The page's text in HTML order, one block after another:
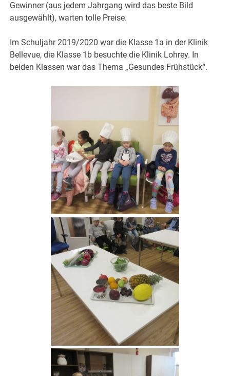
Gewinner (aus jedem Jahrgang wird das beste Bild
ausgewählt), warten tolle Preise.
Im Schuljahr 2019/2020 war die Klasse 1a in der Klinik
Bellevue, die Klasse 1b besuchte die Klinik Lohrey. In
beiden Klassen war das Thema „Gesundes Frühstück“.